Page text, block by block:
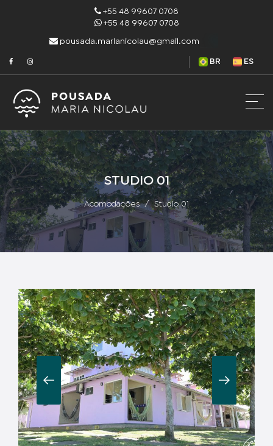
+55 48 99607 0708
+55 48 99607 0708
pousada.marianicolau@gmail.com
BR ES
STUDIO 01
Acomodações Studio 01